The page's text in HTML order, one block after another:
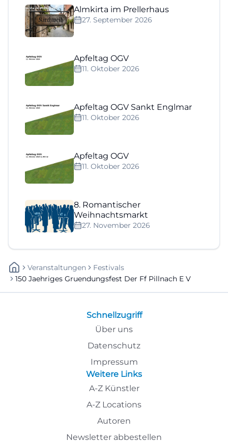
Almkirta im Prellerhaus
27. September 2026
Apfeltag OGV
11. Oktober 2026
Apfeltag OGV Sankt Englmar
11. Oktober 2026
Apfeltag OGV
11. Oktober 2026
8. Romantischer
Weihnachtsmarkt
27. November 2026
Veranstaltungen
Festivals
150 Jaehriges Gruendungsfest Der Ff Pillnach E V
Schnellzugriff
Über uns
Datenschutz
Impressum
Weitere Links
A-Z Künstler
A-Z Locations
Autoren
Newsletter abbestellen